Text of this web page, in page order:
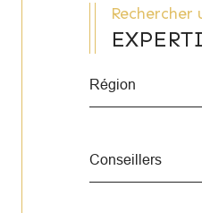
Merci
de
région
Région
Conseillers
Conseillers